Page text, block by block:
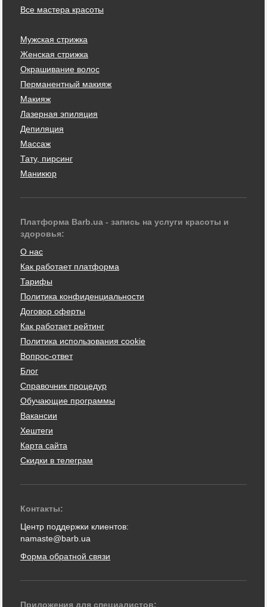
Все мастера красоты
Мужская стрижка
Женская стрижка
Окрашивание волос
Перманентный макияж
Макияж
Лазерная эпиляция
Депиляция
Массаж
Тату, пирсинг
Маникюр
Платформа Barb.ua - запись на услуги красоты и
здоровья:
О нас
Как работает платформа
Тарифы
Политика конфиденциальности
Договор оферты
Как работает рейтинг
Политика использования cookie
Вопрос-ответ
Блог
Справочник процедур
Обучающие программы
Вакансии
Хештеги
Карта сайта
Скидки в телеграм
Контакты:
Центр поддержки клиентов:
namaste@barb.ua
Форма обратной связи
Приложения для специалистов: